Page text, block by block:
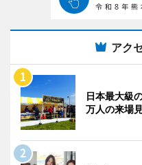
アク
日本最大級
万人の来場